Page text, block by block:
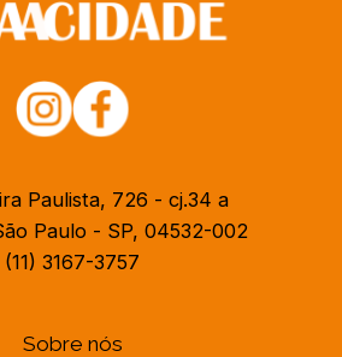
Paulista, 726 - cj.34 a
Paulo - SP, 04532-002
(11) 3167-3757
Sobre nós